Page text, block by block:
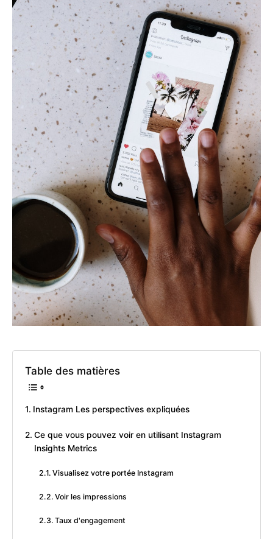
Table des matières
Instagram Les perspectives expliquées
Ce que vous pouvez voir en utilisant Instagram
Insights Metrics
Visualisez votre portée Instagram
Voir les impressions
Taux d'engagement